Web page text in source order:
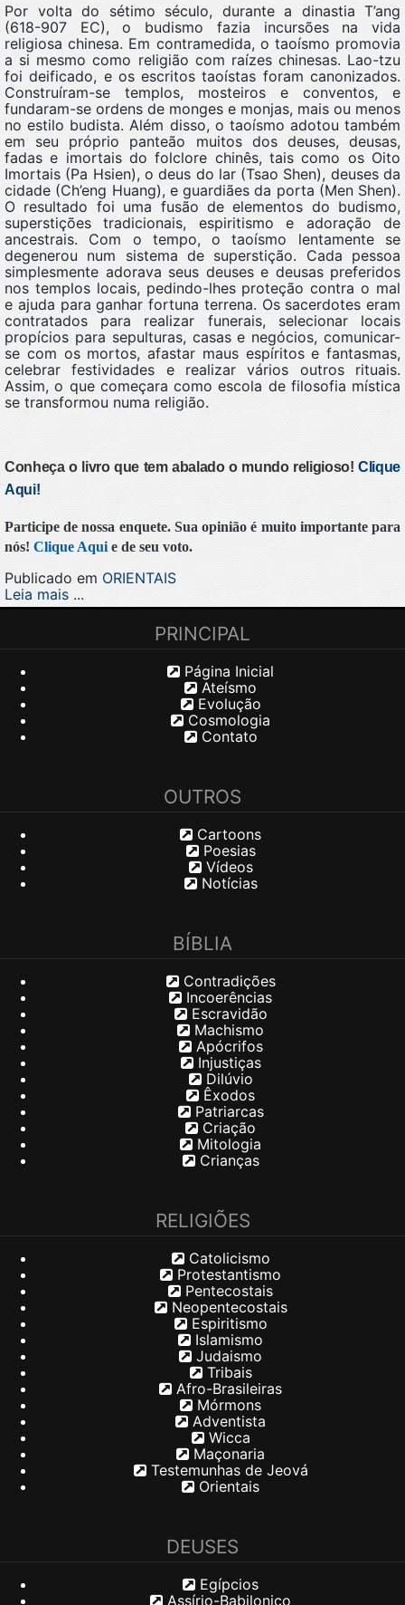
Por volta do sétimo século, durante a dinastia T’ang
(618-907 EC), o budismo fazia incursões na vida
religiosa chinesa. Em contramedida, o taoísmo promovia
a si mesmo como religião com raízes chinesas. Lao-tzu
foi deificado, e os escritos taoístas foram canonizados.
Construíram-se templos, mosteiros e conventos, e
fundaram-se ordens de monges e monjas, mais ou menos
no estilo budista. Além disso, o taoísmo adotou também
em seu próprio panteão muitos dos deuses, deusas,
fadas e imortais do folclore chinês, tais como os Oito
Imortais (Pa Hsien), o deus do lar (Tsao Shen), deuses da
cidade (Ch’eng Huang), e guardiães da porta (Men Shen).
O resultado foi uma fusão de elementos do budismo,
superstições tradicionais, espiritismo e adoração de
ancestrais. Com o tempo, o taoísmo lentamente se
degenerou num sistema de superstição. Cada pessoa
simplesmente adorava seus deuses e deusas preferidos
nos templos locais, pedindo-lhes proteção contra o mal
e ajuda para ganhar fortuna terrena. Os sacerdotes eram
contratados para realizar funerais, selecionar locais
propícios para sepulturas, casas e negócios, comunicar-
se com os mortos, afastar maus espíritos e fantasmas,
celebrar festividades e realizar vários outros rituais.
Assim, o que começara como escola de filosofia mística
se transformou numa religião.
Conheça o livro que tem abalado o mundo religioso!Clique
Aqui!
Participe de nossa enquete. Sua opinião é muito importante para
nós! Clique Aqui e de seu voto.
Publicado em ORIENTAIS
Leia mais ...
PRINCIPAL
Página Inicial
Ateísmo
Evolução
Cosmologia
Contato
OUTROS
Cartoons
Poesias
Vídeos
Notícias
BÍBLIA
Contradições
Incoerências
Escravidão
Machismo
Apócrifos
Injustiças
Dilúvio
Êxodos
Patriarcas
Criação
Mitologia
Crianças
RELIGIÕES
Catolicismo
Protestantismo
Pentecostais
Neopentecostais
Espiritismo
Islamismo
Judaismo
Tribais
Afro-Brasileiras
Mórmons
Adventista
Wicca
Maçonaria
Testemunhas de Jeová
Orientais
DEUSES
Egípcios
Assírio-Babilonico